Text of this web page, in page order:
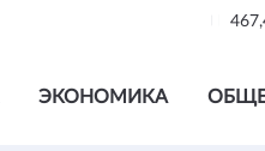
ЭКОНОМИКА